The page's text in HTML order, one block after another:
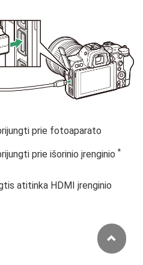
prie fotoaparato
prie išorinio įrenginio *
atitinka HDMI įrenginio